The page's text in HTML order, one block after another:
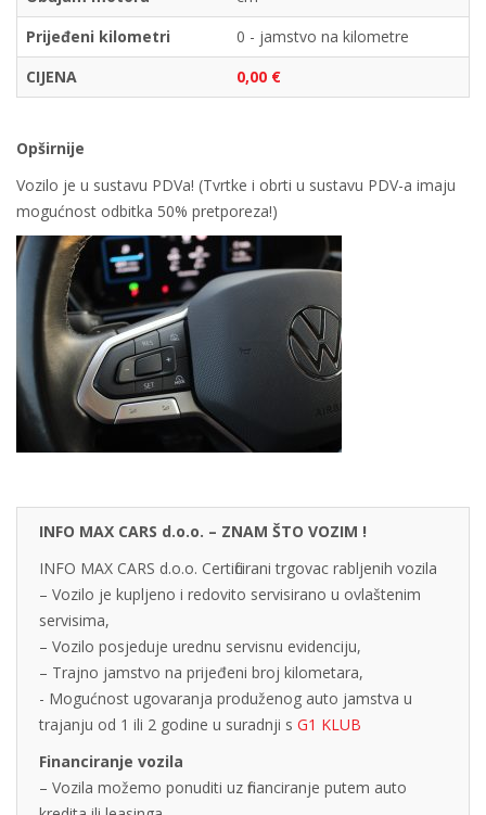
Prijeđeni kilometri
0 - jamstvo na kilometre
CIJENA
0,00 €
Opširnije
Vozilo je u sustavu PDVa! (Tvrtke i obrti u sustavu PDV-a imaju
mogućnost odbitka 50% pretporeza!)
INFO MAX CARS d.o.o. – ZNAM ŠTO VOZIM !
INFO MAX CARS d.o.o. Certificirani trgovac rabljenih vozila
– Vozilo je kupljeno i redovito servisirano u ovlaštenim
servisima,
– Vozilo posjeduje urednu servisnu evidenciju,
– Trajno jamstvo na prijeđeni broj kilometara,
- Mogućnost ugovaranja produženog auto jamstva u
trajanju od 1 ili 2 godine u suradnji s G1 KLUB
Financiranje vozila
– Vozila možemo ponuditi uz financiranje putem auto